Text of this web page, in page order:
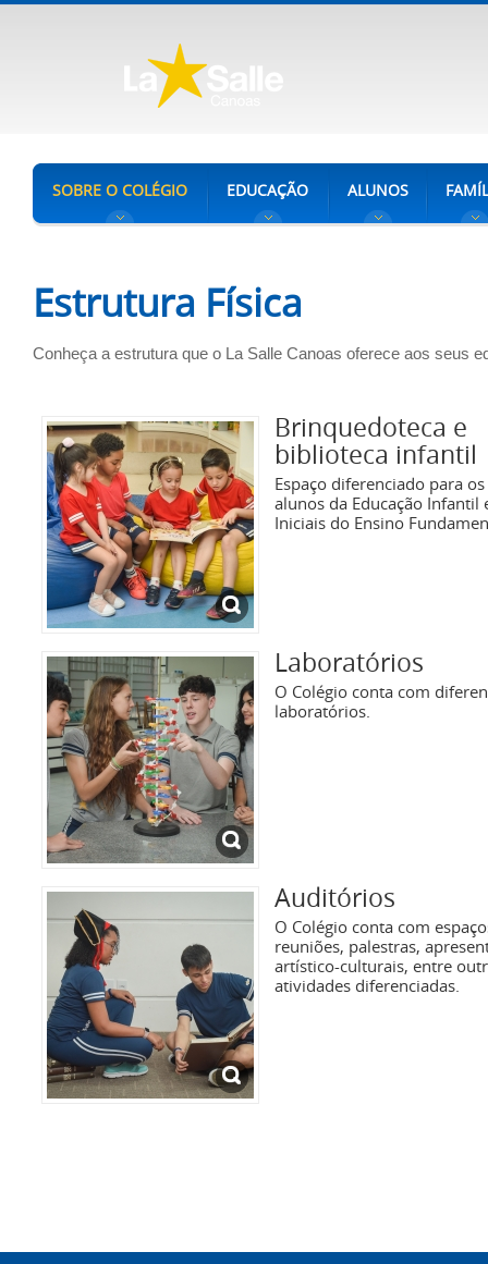
SOBRE O COLÉGIO EDUCAÇÃO ALUNOS
Estrutura Física
Conheça a estrutura que o La Salle Canoas oferece aos seus
Brinquedoteca e
biblioteca infantil
Espaço diferenciado para os
alunos da Educação Infantil
Iniciais do Ensino
Laboratórios
O Colégio conta com
laboratórios.
Auditórios
O Colégio conta com
reuniões, palestras,
artístico-culturais, entre
atividades diferenciadas.